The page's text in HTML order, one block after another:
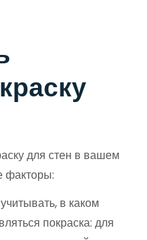
для стен в вашем
факторы:
в каком
покраска: для